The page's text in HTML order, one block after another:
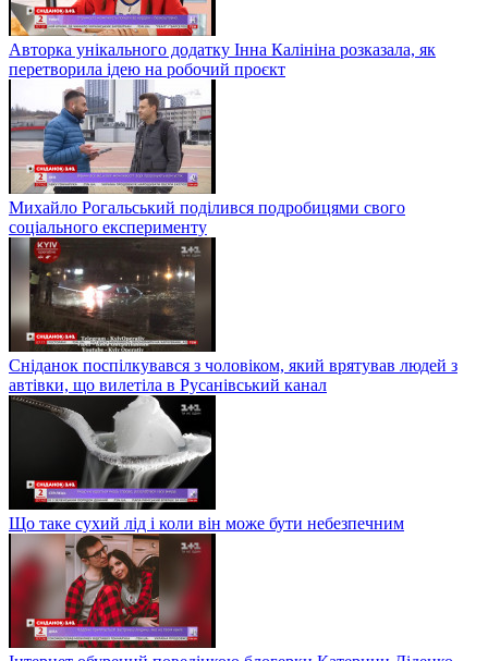
Авторка унікального додатку Інна Калініна розказала, як
перетворила ідею на робочий проєкт
Михайло Рогальський поділився подробицями свого
соціального експерименту
Сніданок поспілкувався з чоловіком, який врятував людей з
автівки, що вилетіла в Русанівський канал
Що таке сухий лід і коли він може бути небезпечним